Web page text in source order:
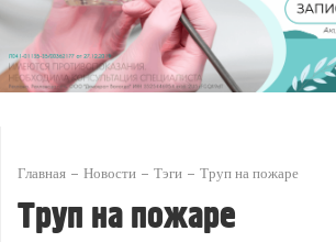
Главная Новости Тэги Труп на пожаре
Труп на пожаре